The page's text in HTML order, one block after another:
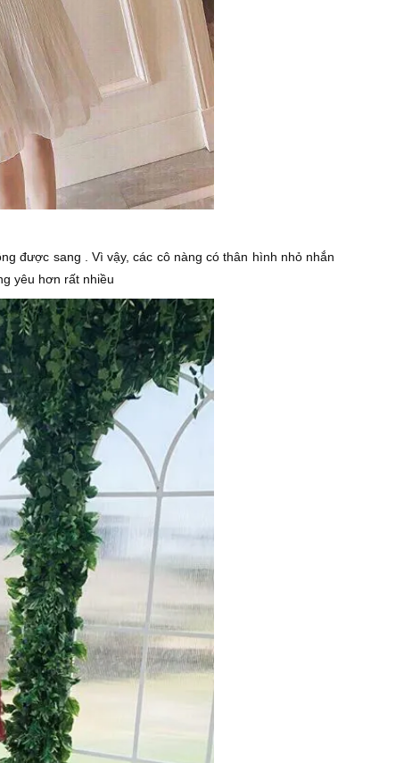
được sang . Vì vậy, các cô nàng có thân hình nhỏ nhắn
yêu hơn rất nhiều